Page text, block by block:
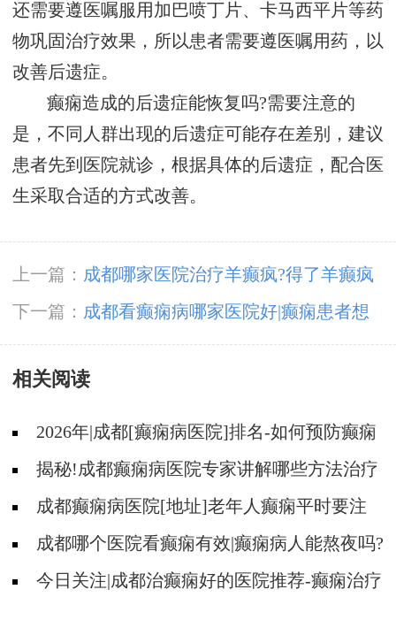
还需要遵医嘱服用加巴喷丁片、卡马西平片等药
物巩固治疗效果，所以患者需要遵医嘱用药，以
改善后遗症。
癫痫造成的后遗症能恢复吗?需要注意的
是，不同人群出现的后遗症可能存在差别，建议
患者先到医院就诊，根据具体的后遗症，配合医
生采取合适的方式改善。
上一篇： 成都哪家医院治疗羊癫疯?得了羊癫疯
哪些东西不能吃?
下一篇： 成都看癫痫病哪家医院好|癫痫患者想
要锻炼可以做哪些运动?
相关阅读
2026年|成都[癫痫病医院]排名-如何预防癫痫
治疗走入误区?
揭秘!成都癫痫病医院专家讲解哪些方法治疗
癫痫好?
成都癫痫病医院[地址]老年人癫痫平时要注
意什么?
成都哪个医院看癫痫有效|癫痫病人能熬夜吗?
今日关注|成都治癫痫好的医院推荐-癫痫治疗